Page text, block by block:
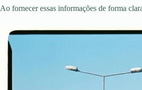
Ao fornecer essas informações de forma